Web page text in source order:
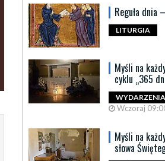
Reguła
LITURGIA
Myśli na
cyklu „365
WYDARZENIA
Wczoraj
Myśli na
słowa